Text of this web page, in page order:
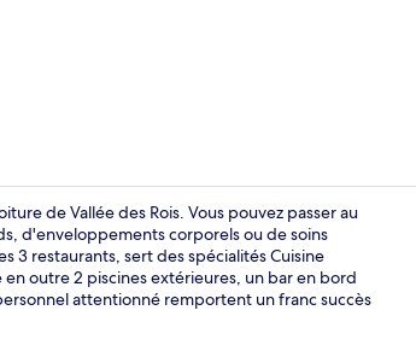
Suite
de Vallée des Rois. Vous pouvez passer au
d'enveloppements corporels ou de soins
3 restaurants, sert des spécialités Cuisine
outre 2 piscines extérieures, un bar en bord
attentionné remportent un franc succès